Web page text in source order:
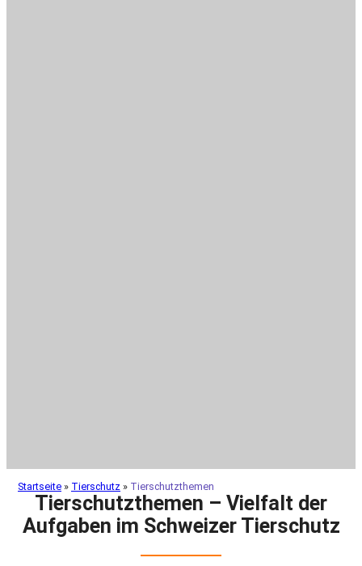
Startseite » Tierschutz » Tierschutzthemen
Tierschutzthemen – Vielfalt der
Aufgaben im Schweizer Tierschutz